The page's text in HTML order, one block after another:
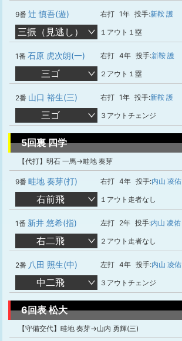
9番 辻 慎吾(遊) 右打 1年 投手:新鞍 護
三振（見逃し） １アウト１塁
1番 石原 虎次朗(一) 右打 4年 投手:新鞍 護
三ゴ ２アウト１塁
2番 山口 裕生(三) 右打 1年 投手:新鞍 護
三ゴ ３アウトチェンジ
5回裏 四学
【代打】明石 一馬→畦地 奏芽
9番 畦地 奏芽(打) 右打 4年 投手:内山 凌佑
右前飛 １アウト走者なし
1番 新井 悠希(指) 左打 2年 投手:内山 凌佑
右二飛 ２アウト走者なし
2番 八田 照生(中) 左打 4年 投手:内山 凌佑
中二飛 ３アウトチェンジ
6回表 松大
【守備交代】畦地 奏芽→山内 勇輝(三)